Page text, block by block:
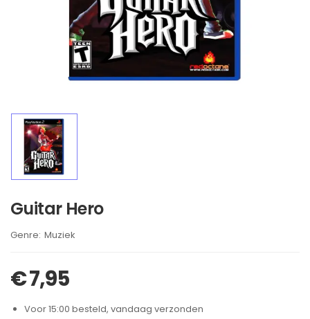
Guitar Hero
Brand:
Muziek
€7,95
Voor 15:00 besteld, vandaag verzonden